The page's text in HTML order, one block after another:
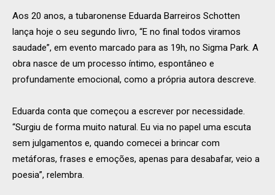
Aos 20 anos, a tubaronense Eduarda Barreiros Schotten
lança hoje o seu segundo livro, “E no final todos viramos
saudade”, em evento marcado para as 19h, no Sigma Park. A
obra nasce de um processo íntimo, espontâneo e
profundamente emocional, como a própria autora descreve.
Eduarda conta que começou a escrever por necessidade.
“Surgiu de forma muito natural. Eu via no papel uma escuta
sem julgamentos e, quando comecei a brincar com
metáforas, frases e emoções, apenas para desabafar, veio a
poesia”, relembra.